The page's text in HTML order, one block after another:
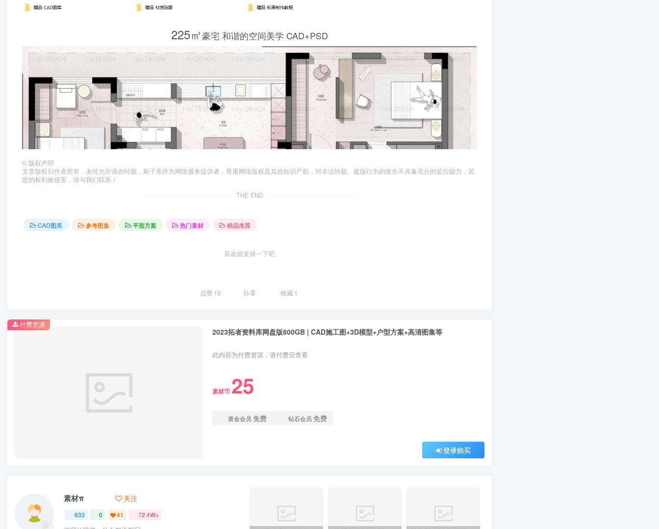
225㎡豪宅 和谐的空间美学 CAD+PSD
© 版权声明
文章版权归作者所有，未经允许请勿转载，刷子库作为网络服务提供者，尊重网络版权及其他知识产权，对非法转载、盗版行为的发生不具备充分的监控能力，若
您的权利被侵害，请与我们联系！
THE END
CAD图库 参考图集 平面方案 热门素材 精品推荐
喜欢就支持一下吧
点赞13 分享 收藏 1
2023拓者资料库网盘版800GB | CAD施工图+3D模型+户型方案+高清图集等
此内容为付费资源，请付费后查看
素材币 25
黄金会员 免费 钻石会员 免费
登录购买
付费资源
素材π 关注
633 0 41 72.4W+